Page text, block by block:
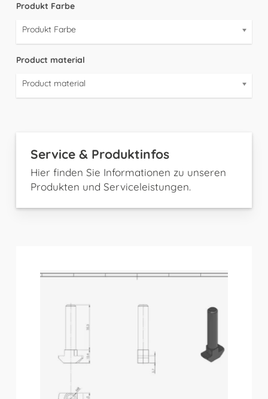
Produkt Farbe
Produkt Farbe
Product material
Product material
Service & Produktinfos
Hier finden Sie Informationen zu unseren
Produkten und Serviceleistungen.